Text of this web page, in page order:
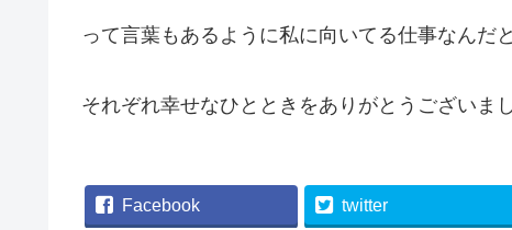
って言葉もあるように私に向いてる仕事なんだ
それぞれ幸せなひとときをありがとうございま
Facebook twitter